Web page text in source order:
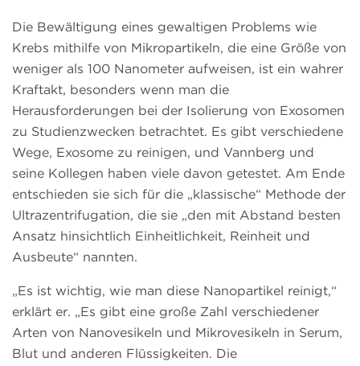
Die Bewältigung eines gewaltigen Problems wie
Krebs mithilfe von Mikropartikeln, die eine Größe von
weniger als 100 Nanometer aufweisen, ist ein wahrer
Kraftakt, besonders wenn man die
Herausforderungen bei der Isolierung von Exosomen
zu Studienzwecken betrachtet. Es gibt verschiedene
Wege, Exosome zu reinigen, und Vannberg und
seine Kollegen haben viele davon getestet. Am Ende
entschieden sie sich für die „klassische“ Methode der
Ultrazentrifugation, die sie „den mit Abstand besten
Ansatz hinsichtlich Einheitlichkeit, Reinheit und
Ausbeute“ nannten.
„Es ist wichtig, wie man diese Nanopartikel reinigt,“
erklärt er. „Es gibt eine große Zahl verschiedener
Arten von Nanovesikeln und Mikrovesikeln in Serum,
Blut und anderen Flüssigkeiten. Die